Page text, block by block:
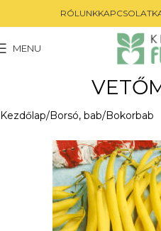
RÓLUNKKAPCSOLAT
MENU
Kezdőlap Borsó, bab Bokorbab